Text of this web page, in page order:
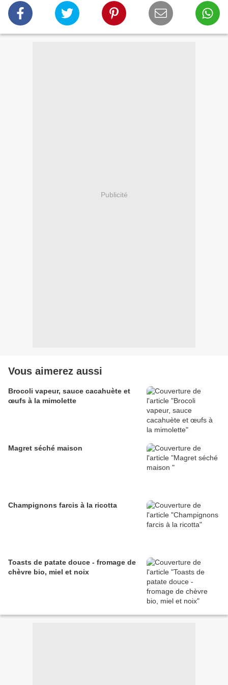
Publicité
Vous aimerez aussi
Brocoli vapeur, sauce cacahuète et
œufs à la mimolette
Magret séché maison
Champignons farcis à la ricotta
Toasts de patate douce - fromage de
chèvre bio, miel et noix